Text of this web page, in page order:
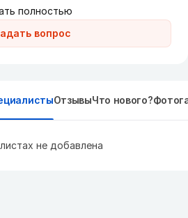
вопрос
полностью
ОтзывыЧто нового?
не добавлена